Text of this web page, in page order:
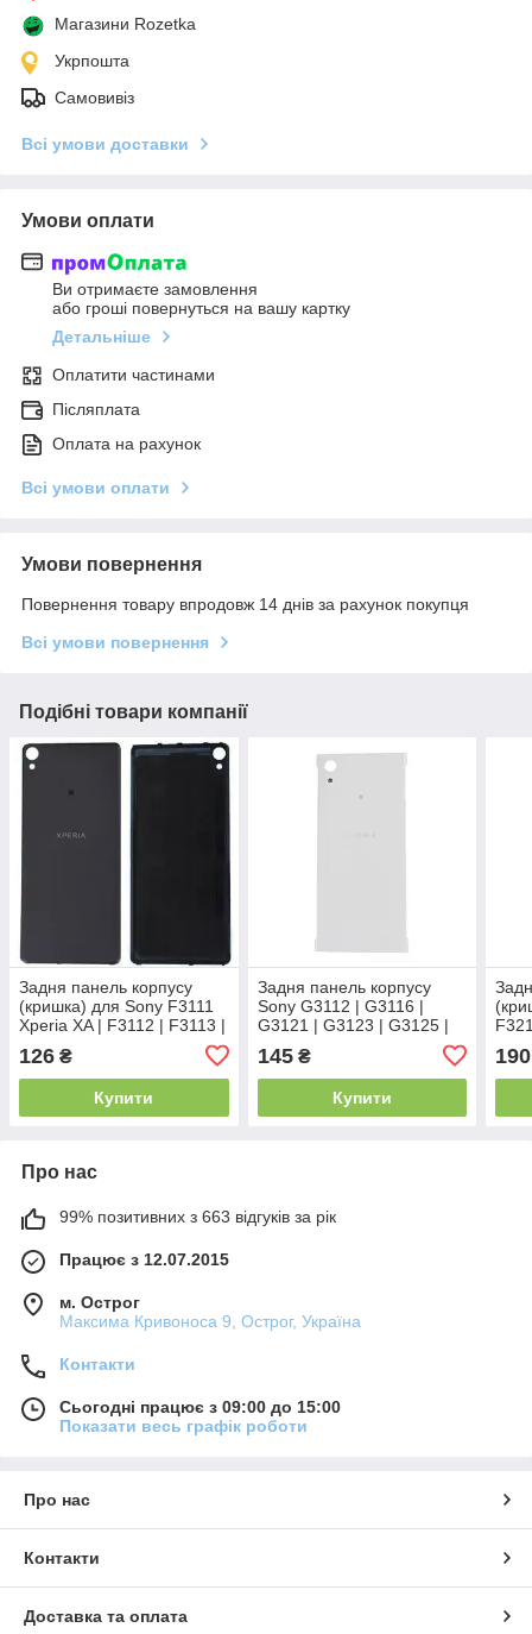
Магазини Rozetka
Укрпошта
Самовивіз
Всі умови доставки
Умови оплати
Ви отримаєте замовлення
або гроші повернуться на вашу картку
Детальніше
Оплатити частинами
Післяплата
Оплата на рахунок
Всі умови оплати
Умови повернення
Повернення товару впродовж 14 днів за рахунок покупця
Всі умови повернення
Подібні товари компанії
Задня панель корпусу
(кришка) для Sony F3111
Xperia XA | F3112 | F3113 |
Оригінал Китай
126 ₴
Купити
Задня панель корпусу
Sony G3112 | G3116 |
G3121 | G3123 | G3125 |
Xperia XA1 (Біла) Оригінал
Китай
145₴
Купити
190
Про нас
99% позитивних з 663 відгуків за рік
Працює з 12.07.2015
м. Острог
Максима Кривоноса 9, Острог, Україна
Контакти
Сьогодні працює з 09:00 до 15:00
Показати весь графік роботи
Про нас
Контакти
Доставка та оплата